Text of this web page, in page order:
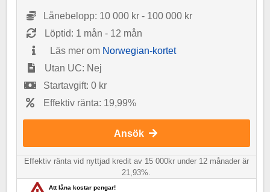
Lånebelopp: 10 000 kr - 100 000 kr
Löptid: 1 mån - 12 mån
Läs mer om Norwegian-kortet
Utan UC: Nej
Startavgift: 0 kr
Effektiv ränta: 19,99%
Ansök
Effektiv ränta vid nyttjad kredit av 15 000kr under 12 månader är
21,93%.
Att låna kostar pengar!